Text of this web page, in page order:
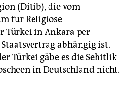
(Ditib), die vom
für Religiöse
Türkei in Ankara per
abhängig ist.
Türkei gäbe es die Sehitlik
in Deutschland nicht.